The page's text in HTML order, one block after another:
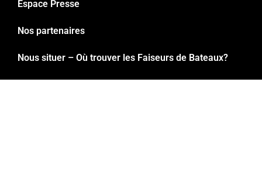
Espace Presse
Nos partenaires
Nous situer – Où trouver les Faiseurs de Bateaux?